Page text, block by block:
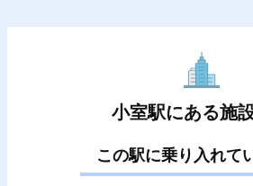
小室駅にある施
この駅に乗り入れて